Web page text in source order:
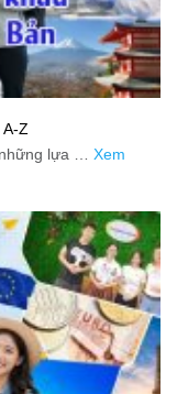
Z
lựa … Xem